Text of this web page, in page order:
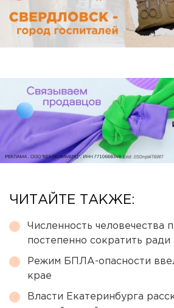
ЧИТАЙТЕ ТАКЖЕ:
Численность человечества
постепенно сократить ради
Режим БПЛА-опасности
крае
Власти Екатеринбурга